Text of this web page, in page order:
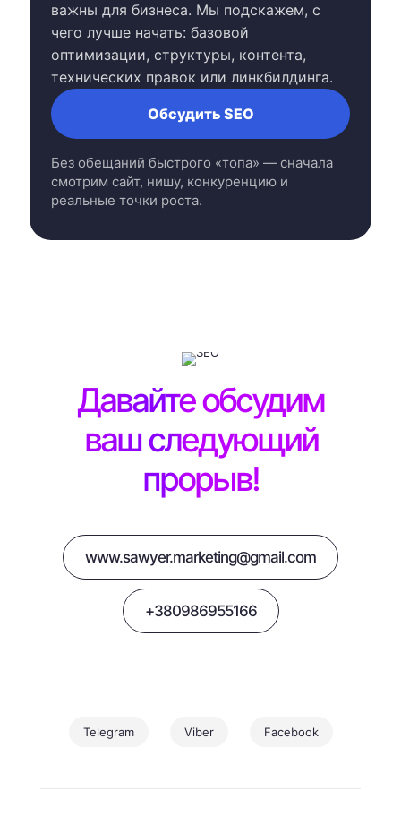
важны для бизнеса. Мы подскажем, с
чего лучше начать: базовой
оптимизации, структуры, контента,
технических правок или линкбилдинга.
Обсудить SEO
Без обещаний быстрого «топа» — сначала
смотрим сайт, нишу, конкуренцию и
реальные точки роста.
Давайте обсудим
ваш следующий
прорыв!
www.sawyer.marketing@gmail.com
+380986955166
Telegram Viber Facebook